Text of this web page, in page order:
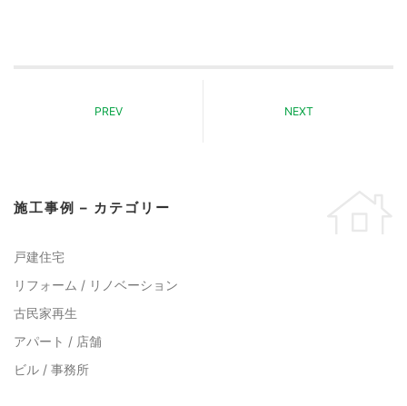
PREV NEXT
施工事例 – カテゴリー
戸建住宅
リフォーム / リノベーション
古民家再生
アパート / 店舗
ビル / 事務所